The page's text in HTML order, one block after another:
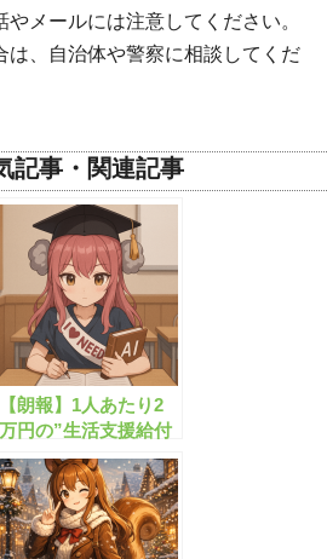
メールには注意してください。
は、自治体や警察に相談してくだ
記事・関連記事
【朗報】1人あたり2
万円の”生活支援給付
金”がもらえます！